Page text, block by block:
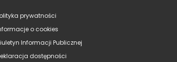
prywatności
o cookies
Informacji Publicznej
dostępności